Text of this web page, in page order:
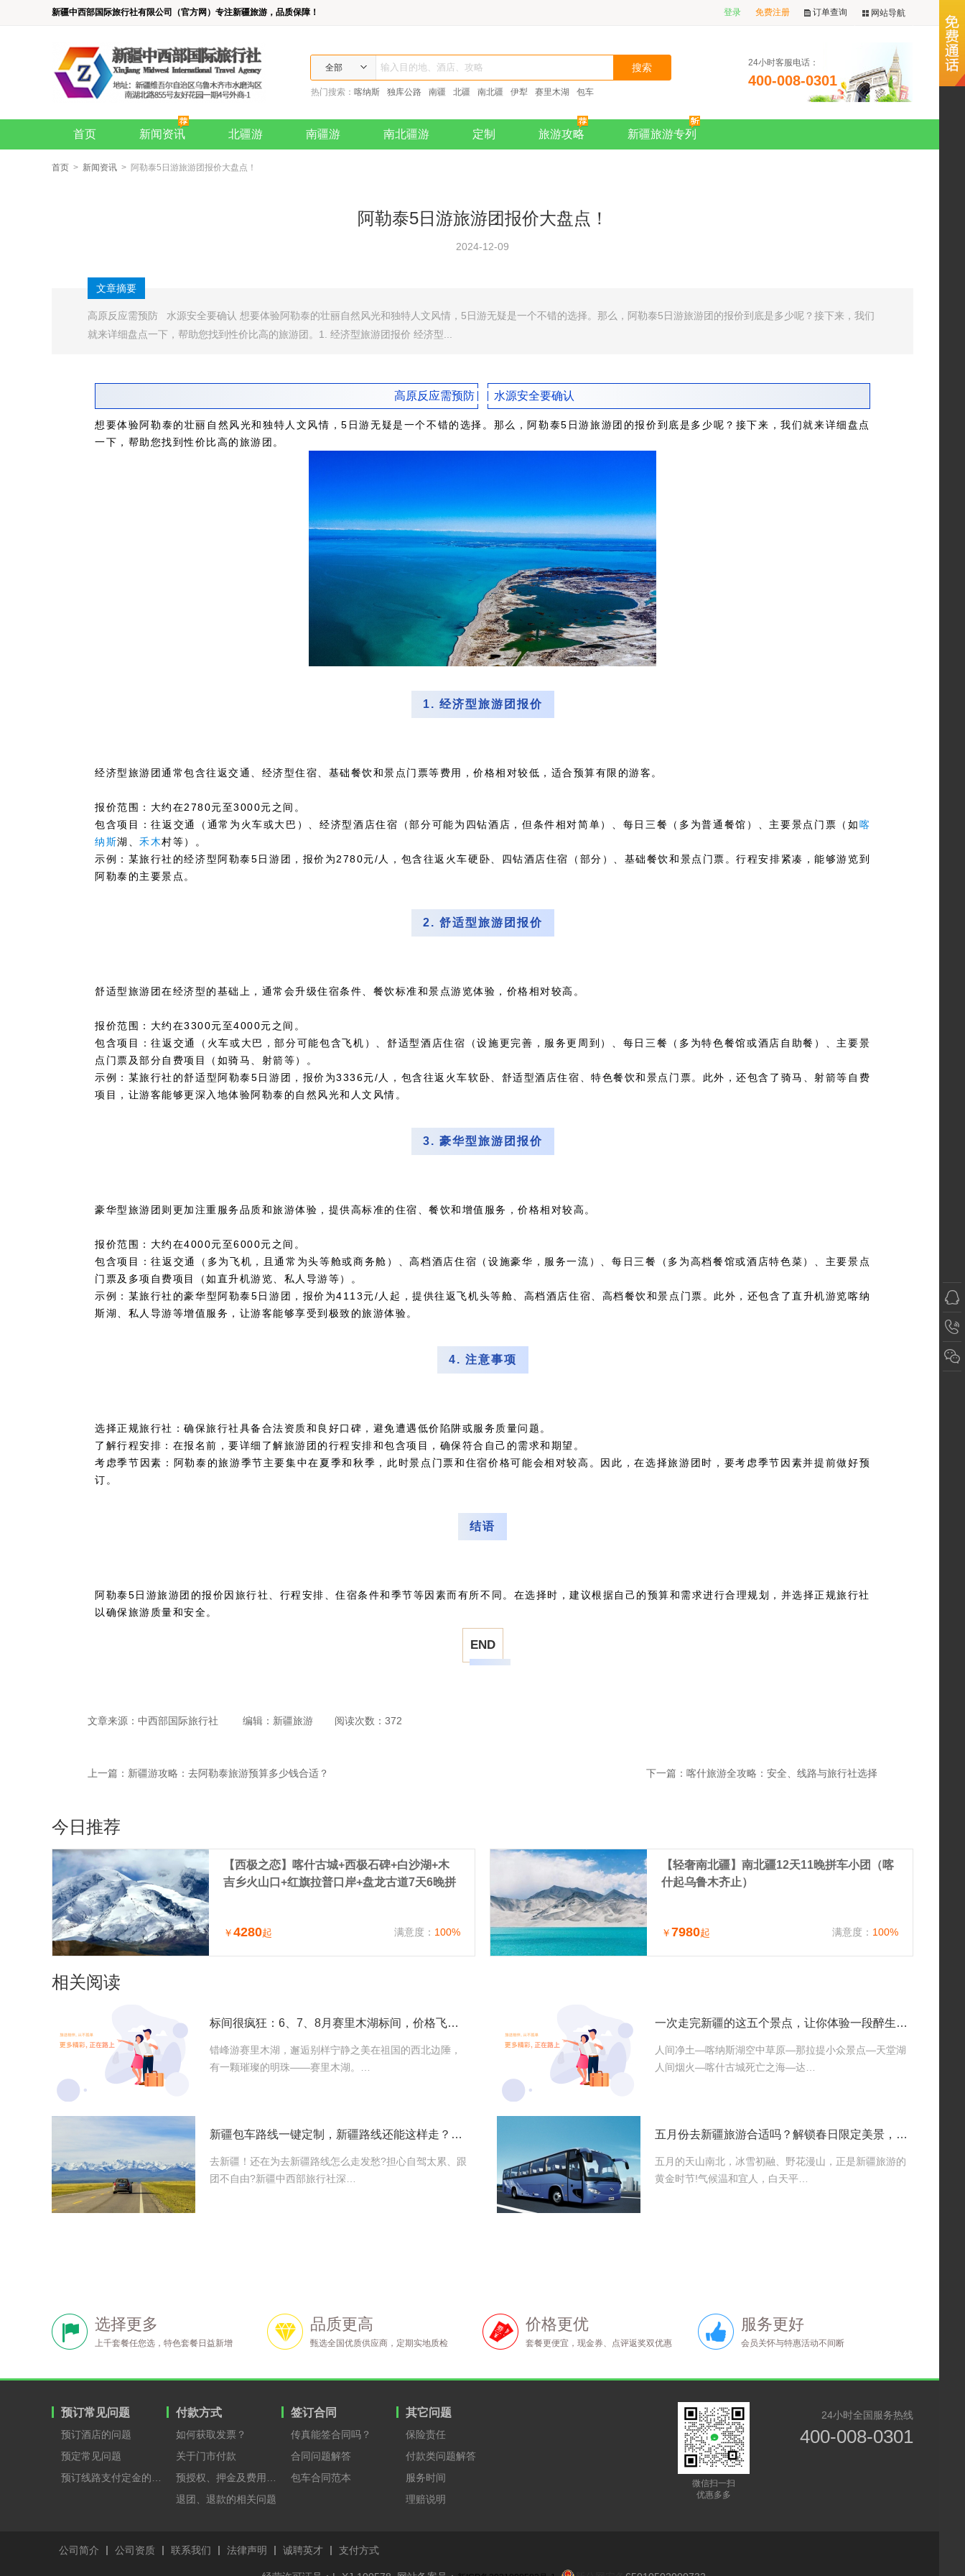
新疆中西部国际旅行社有限公司（官方网）专注新疆旅游，品质保障！ 登录 免费注册 订单查询 网站导航
全部
热门搜索： 喀纳斯 独库公路 南疆 北疆 南北疆 伊犁 赛里木湖 包车
24小时客服电话：
400-008-0301
首页 新闻资讯 北疆游 南疆游 南北疆游 定制 旅游攻略 新疆旅游专列
首页 > 新闻资讯 > 阿勒泰5日游旅游团报价大盘点！
阿勒泰5日游旅游团报价大盘点！
2024-12-09
文章摘要
高原反应需预防 水源安全要确认 想要体验阿勒泰的壮丽自然风光和独特人文风情，5日游无疑是一个不错的选择。那么，阿勒泰5日游旅游团的报价到底是多少呢？接下来，我们
就来详细盘点一下，帮助您找到性价比高的旅游团。​1. 经济型旅游团报价 经济型...
高原反应需预防 水源安全要确认
想要体验阿勒泰的壮丽自然风光和独特人文风情，5日游无疑是一个不错的选择。那么，阿勒泰5日游旅游团的报价到底是多少呢？接下来，我们就来详细盘点
一下，帮助您找到性价比高的旅游团。
1. 经济型旅游团报价
经济型旅游团通常包含往返交通、经济型住宿、基础餐饮和景点门票等费用，价格相对较低，适合预算有限的游客。
报价范围：大约在2780元至3000元之间。
包含项目：往返交通（通常为火车或大巴）、经济型酒店住宿（部分可能为四钻酒店，但条件相对简单）、每日三餐（多为普通餐馆）、主要景点门票（如喀
纳斯湖、 禾木村等）。
示例：某旅行社的经济型阿勒泰5日游团，报价为2780元/人，包含往返火车硬卧、四钻酒店住宿（部分）、基础餐饮和景点门票。行程安排紧凑，能够游览到
阿勒泰的主要景点。
2. 舒适型旅游团报价
舒适型旅游团在经济型的基础上，通常会升级住宿条件、餐饮标准和景点游览体验，价格相对较高。
报价范围：大约在3300元至4000元之间。
包含项目：往返交通（火车或大巴，部分可能包含飞机）、舒适型酒店住宿（设施更完善，服务更周到）、每日三餐（多为特色餐馆或酒店自助餐）、主要景
点门票及部分自费项目（如骑马、射箭等）。
示例：某旅行社的舒适型阿勒泰5日游团，报价为3336元/人，包含往返火车软卧、舒适型酒店住宿、特色餐饮和景点门票。此外，还包含了骑马、射箭等自费
项目，让游客能够更深入地体验阿勒泰的自然风光和人文风情。
3. 豪华型旅游团报价
豪华型旅游团则更加注重服务品质和旅游体验，提供高标准的住宿、餐饮和增值服务，价格相对较高。
报价范围：大约在4000元至6000元之间。
包含项目：往返交通（多为飞机，且通常为头等舱或商务舱）、高档酒店住宿（设施豪华，服务一流）、每日三餐（多为高档餐馆或酒店特色菜）、主要景点
门票及多项自费项目（如直升机游览、私人导游等）。
示例：某旅行社的豪华型阿勒泰5日游团，报价为4113元/人起，提供往返飞机头等舱、高档酒店住宿、高档餐饮和景点门票。此外，还包含了直升机游览喀纳
斯湖、私人导游等增值服务，让游客能够享受到极致的旅游体验。
4. 注意事项
选择正规旅行社：确保旅行社具备合法资质和良好口碑，避免遭遇低价陷阱或服务质量问题。
了解行程安排：在报名前，要详细了解旅游团的行程安排和包含项目，确保符合自己的需求和期望。
考虑季节因素：阿勒泰的旅游季节主要集中在夏季和秋季，此时景点门票和住宿价格可能会相对较高。因此，在选择旅游团时，要考虑季节因素并提前做好预
订。
结语
阿勒泰5日游旅游团的报价因旅行社、行程安排、住宿条件和季节等因素而有所不同。在选择时，建议根据自己的预算和需求进行合理规划，并选择正规旅行社
以确保旅游质量和安全。
END
文章来源：中西部国际旅行社 编辑：新疆旅游 阅读次数：372
上一篇： 新疆游攻略：去阿勒泰旅游预算多少钱合适？ 下一篇： 喀什旅游全攻略：安全、线路与旅行社选择
今日推荐
【西极之恋】喀什古城+西极石碑+白沙湖+木
吉乡火山口+红旗拉普口岸+盘龙古道7天6晚拼
￥4280起 满意度： 100%
【轻奢南北疆】南北疆12天11晚拼车小团（喀
什起乌鲁木齐止）
￥7980起 满意度： 100%
相关阅读
标间很疯狂：6、7、8月赛里木湖标间，价格飞升至1000左右，请游客尽量错开
错峰游赛里木湖，邂逅别样宁静之美在祖国的西北边陲，
有一颗璀璨的明珠——赛里木湖。…
一次走完新疆的这五个景点，让你体验一段醉生梦死的旅行
人间净土—喀纳斯湖空中草原—那拉提小众景点—天堂湖
人间烟火—喀什古城死亡之海—达…
新疆包车路线一键定制，新疆路线还能这样走？报价透明
去新疆！还在为去新疆路线怎么走发愁?担心自驾太累、跟
团不自由?新疆中西部旅行社深…
五月份去新疆旅游合适吗？解锁春日限定美景，错过等一年！
五月的天山南北，冰雪初融、野花漫山，正是新疆旅游的
黄金时节!气候温和宜人，白天平…
选择更多
上千套餐任您选，特色套餐日益新增
品质更高
甄选全国优质供应商，定期实地质检
价格更优
套餐更便宜，现金券、点评返奖双优惠
服务更好
会员关怀与特惠活动不间断
预订常见问题
预订酒店的问题
预定常见问题
付款方式
如何获取发票？
关于门市付款
退团、退款的相关问题
签订合同
传真能签合同吗？
合同问题解答
包车合同范本
其它问题
保险责任
付款类问题解答
服务时间
理赔说明
24小时全国服务热线
400-008-0301
微信扫一扫
优惠多多
公司简介 公司资质 联系我们 法律声明 诚聘英才 支付方式